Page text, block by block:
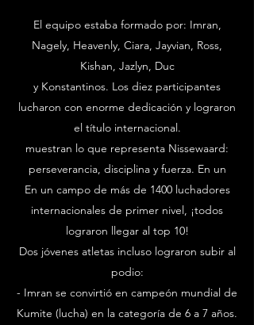
El equipo estaba formado por: Imran,
Nagely, Heavenly, Ciara, Jayvian, Ross,
Kishan, Jazlyn, Duc
y Konstantinos. Los diez participantes
lucharon con enorme dedicación y lograron
el título internacional.
muestran lo que representa Nissewaard:
perseverancia, disciplina y fuerza. En un
En un campo de más de 1400 luchadores
internacionales de primer nivel, ¡todos
lograron llegar al top 10!
Dos jóvenes atletas incluso lograron subir al
podio:
- Imran se convirtió en campeón mundial de
Kumite (lucha) en la categoría de 6 a 7 años.